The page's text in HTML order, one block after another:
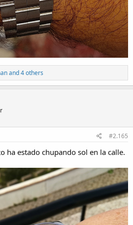
and 4 others
#2.165
ha estado chupando sol en la calle.